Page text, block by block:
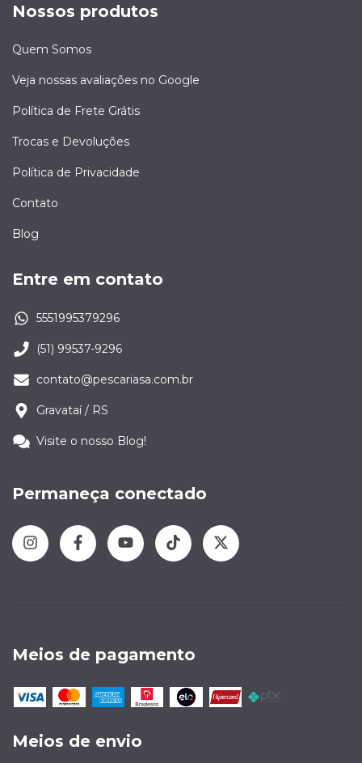
Nossos produtos
Quem Somos
Veja nossas avaliações no Google
Política de Frete Grátis
Trocas e Devoluções
Política de Privacidade
Contato
Blog
Entre em contato
5551995379296
(51) 99537-9296
contato@pescariasa.com.br
Gravataí / RS
Visite o nosso Blog!
Permaneça conectado
Meios de pagamento
Meios de envio